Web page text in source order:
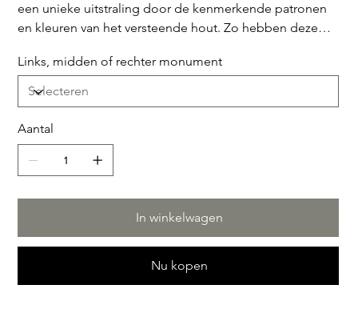
een unieke uitstraling door de kenmerkende patronen
en kleuren van het versteende hout. Zo hebben deze
zijn langzaam vervormd door mineralen die langzaam
het hout hebben vervangen. U weet zeker dat er geen
twee dezelfde stenen zijn, waardoor de grafstenen een
echt uniek eerbetoon vormen aan uw geliefde. Met
hoogtes van (links) 77 cm, (midden) 87 cm en (rechts)
92 cm deels gepolijst, vormen deze stenen een
Kies voor een grafmonument van versteend hout en
geef een blijvend eerbetoon aan uw geliefden met een
stuk natuurlijke geschiedenis. Bovendien zijn deze
versteend hout objecten zijn een waardevolle
investering voor de toekomst vanwege beperkte
Links, midden of rechter monument
Aantal
In winkelwagen
Nu kopen